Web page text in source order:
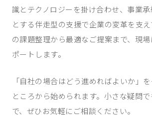
識とテクノロジーを掛け合わせ、事業
とする伴走型の支援で企業の変革を支
の課題整理から最適なご提案まで、現
ポートします。
「自社の場合はどう進めればよいか」
ところから始められます。小さな疑問
で、ぜひお気軽にご相談ください。